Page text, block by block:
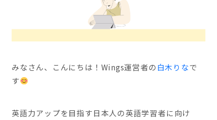
みなさん、こんにちは！Wings運営者の 白木りなで
す
英語力アップを目指す日本人の英語学習者に向け